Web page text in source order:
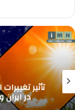
جدیدترین